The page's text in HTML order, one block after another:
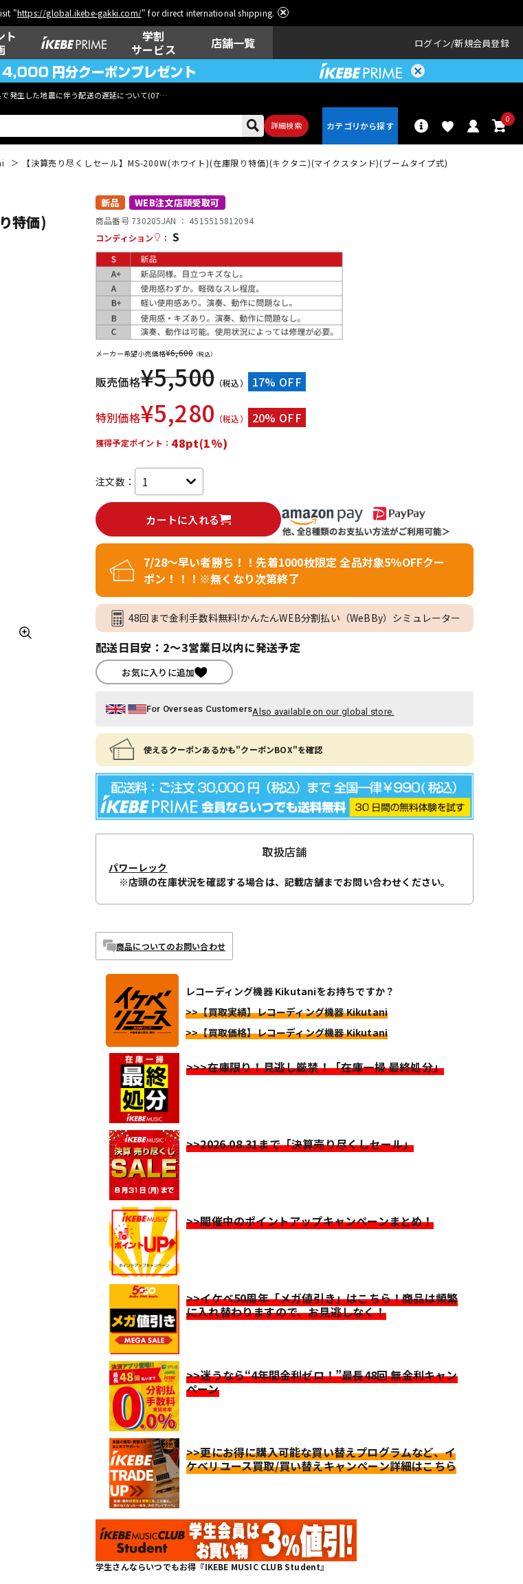
"https://global.ikebe-gakki.com/" for direct international shipping.
ト
学割
サービス
店舗一覧 ログイン 新規会員登録
で発生した地震に伴う配送の遅延について(07月29日
詳細検索
0
ウクレレ
その他楽器
レコーディン
グ機器
配信/ライブ
機器
【決算売り尽くしセール】MS-200W(ホワイト)(在庫限り特価)(キクタニ)(マイクスタンド)(ブームタイプ式)
特価)
新品 WEB注文店頭受取可
商品番号 730205JAN ： 4515515812094
コンディション
： S
メーカー希望小売価格¥6,600 （税込）
販売価格¥5,500 （税込） 17% OFF
特別価格¥5,280 （税込） 20% OFF
獲得予定ポイント： 48pt(1%)
注文数：
カートに入れる
7/28～早い者勝ち！！先着1000枚限定 全品対象5％OFFクー
ポン！！！※無くなり次第終了
48回まで金利手数料無料!かんたんWEB分割払い（WeBBy）シミュレーター
配送日目安：2～3営業日以内に発送予定
お気に入りに追加
For Overseas CustomersAlso available on our global store.
使えるクーポンあるかも"クーポンBOX"を確認
取扱店舗
パワーレック
※店頭の在庫状況を確認する場合は、記載店舗までお問い合わせください。
商品についてのお問い合わせ
レコーディング機器 Kikutaniをお持ちですか？
>>【買取実績】レコーディング機器 Kikutani
>>【買取価格】レコーディング機器 Kikutani
>>>在庫限り！見逃し厳禁！「在庫一掃 最終処分」
>>2026.08.31まで「決算売り尽くしセール」
>>開催中のポイントアップキャンペーンまとめ！
>>イケベ50周年「メガ値引き」はこちら！商品は頻繁
に入れ替わりますので、お見逃しなく！
>>迷うなら“4年間金利ゼロ！”最長48回 無金利キャン
ペーン
>>更にお得に購入可能な買い替えプログラムなど、イ
ケベリユース買取/買い替えキャンペーン詳細はこちら
学生さんならいつでもお得『IKEBE MUSIC CLUB Student』